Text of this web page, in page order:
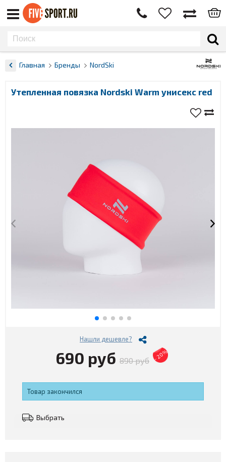
Главная Бренды NordSki
Утепленная повязка Nordski Warm унисекс red
Нашли дешевле?
690 руб 890 руб - 20%
Товар закончился
Выбрать